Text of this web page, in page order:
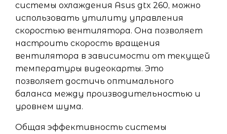
системы охлаждения Asus gtx 260, можно
использовать утилиту управления
скоростью вентилятора. Она позволяет
настроить скорость вращения
вентилятора в зависимости от текущей
температуры видеокарты. Это
позволяет достичь оптимального
баланса между производительностью и
уровнем шума.
Общая эффективность системы